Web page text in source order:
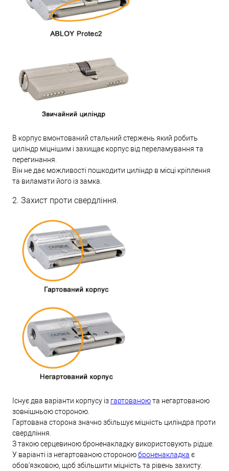
В корпус вмонтований стальний стержень який робить
циліндр міцнішим і захищає корпус від переламування та
перегинання.
Він не дає можливості пошкодити циліндр в місці кріплення
та виламати його із замка.
2. Захист проти свердління.
Існує два варіанти корпусу із гартованоюта негартованою
зовнішньою стороною.
Гартована сторона значно збільшує міцність циліндра проти
свердління.
З такою серцевиною броненакладку використовують рідше.
У варіанті із негартованою стороноюброненакладка є
обов'язковою, щоб збільшити міцність та рівень захисту.